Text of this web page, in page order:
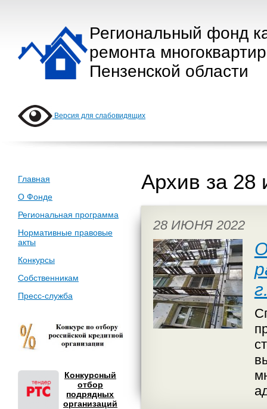
Региональный фонд
ремонта
Пензенской области
Версия для слабовидящих
Главная
О Фонде
Региональная программа
Нормативные правовые
акты
Конкурсы
Собственникам
Пресс-служба
Конкурсный
отбор
подрядных
организаций
Архив за 28
28 ИЮНЯ 2022